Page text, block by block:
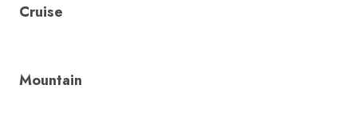
Cruise
Mountain